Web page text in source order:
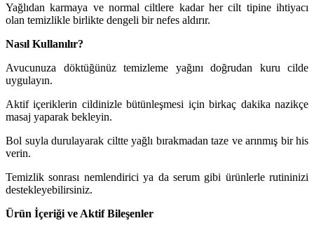
Yağlıdan karmaya ve normal ciltlere kadar her cilt tipine ihtiyacı
olan temizlikle birlikte dengeli bir nefes aldırır.
Nasıl Kullanılır?
Avucunuza döktüğünüz temizleme yağını doğrudan kuru cilde
uygulayın.
Aktif içeriklerin cildinizle bütünleşmesi için birkaç dakika nazikçe
masaj yaparak bekleyin.
Bol suyla durulayarak ciltte yağlı bırakmadan taze ve arınmış bir his
verin.
Temizlik sonrası nemlendirici ya da serum gibi ürünlerle rutininizi
destekleyebilirsiniz.
Ürün İçeriği ve Aktif Bileşenler